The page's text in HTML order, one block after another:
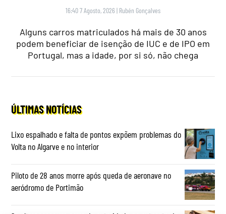
16:40 7 Agosto, 2026 | Rubén Gonçalves
Alguns carros matriculados há mais de 30 anos
podem beneficiar de isenção de IUC e de IPO em
Portugal, mas a idade, por si só, não chega
ÚLTIMAS NOTÍCIAS
Lixo espalhado e falta de pontos expõem problemas do
Volta no Algarve e no interior
Piloto de 28 anos morre após queda de aeronave no
aeródromo de Portimão